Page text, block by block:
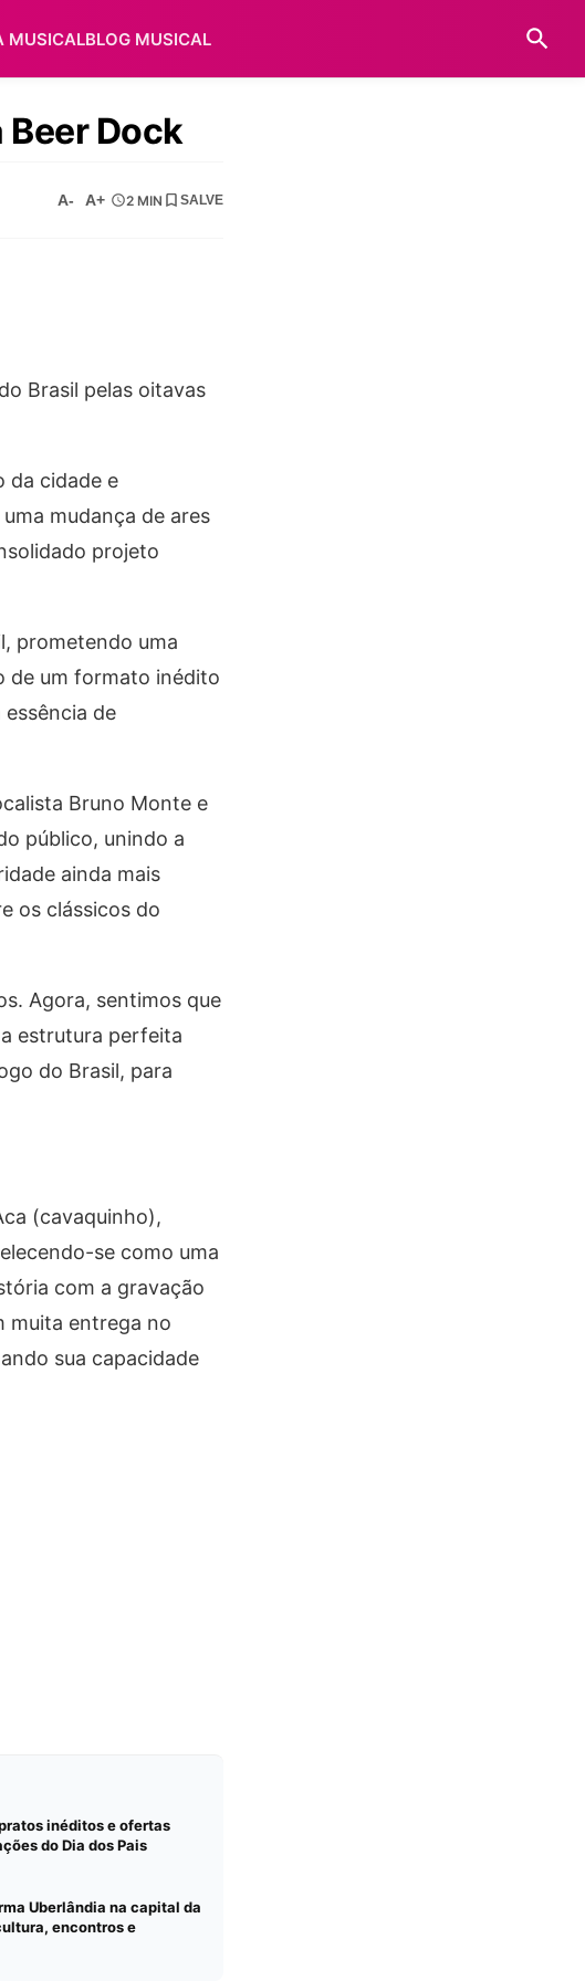
MUSICALBLOG MUSICAL
Dock
A- A+ 2 MIN SALVE
Brasil pelas oitavas
da cidade e
mudança de ares
projeto
prometendo uma
de um formato inédito
de
Bruno Monte e
público, unindo a
ainda mais
os clássicos do
Agora, sentimos que
estrutura perfeita
do Brasil, para
(cavaquinho),
se como uma
com a gravação
muita entrega no
sua capacidade
inéditos e ofertas
do Dia dos Pais
Uberlândia na capital da
encontros e